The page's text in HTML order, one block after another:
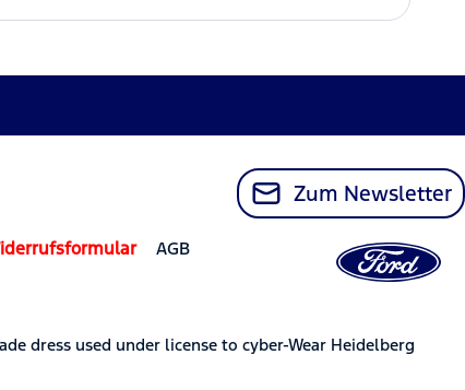
Zum Newsletter
AGB
dress used under license to cyber-Wear Heidelberg